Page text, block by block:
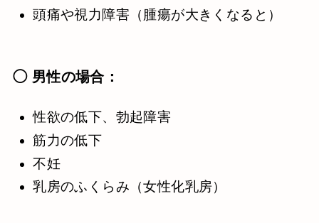
頭痛や視力障害（腫瘍が大きくなると）
◯ 男性の場合：
性欲の低下、勃起障害
筋力の低下
不妊
乳房のふくらみ（女性化乳房）